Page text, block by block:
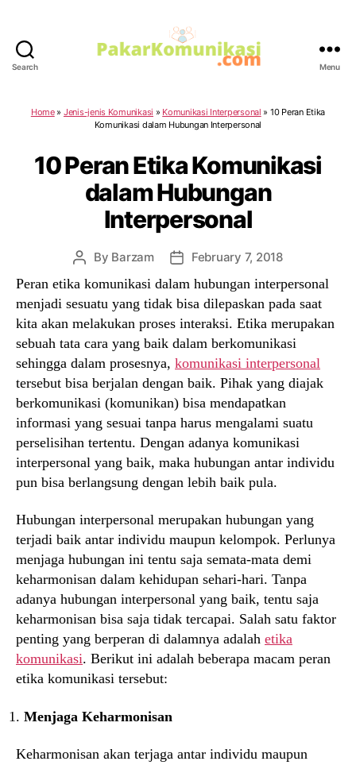
Search Menu
Home» Jenis-jenis Komunikasi » Komunikasi Interpersonal » 10 Peran Etika
Komunikasi dalam Hubungan Interpersonal
10 Peran Etika Komunikasi
dalam Hubungan
Interpersonal
Post
author
By Barzam
Post
date
February 7, 2018
Peran etika komunikasi dalam hubungan interpersonal
menjadi sesuatu yang tidak bisa dilepaskan pada saat
kita akan melakukan proses interaksi. Etika merupakan
sebuah tata cara yang baik dalam berkomunikasi
sehingga dalam prosesnya, komunikasi interpersonal
tersebut bisa berjalan dengan baik. Pihak yang diajak
berkomunikasi (komunikan) bisa mendapatkan
informasi yang sesuai tanpa harus mengalami suatu
perselisihan tertentu. Dengan adanya komunikasi
interpersonal yang baik, maka hubungan antar individu
pun bisa berlangsung dengan lebih baik pula.
Hubungan interpersonal merupakan hubungan yang
terjadi baik antar individu maupun kelompok. Perlunya
menjaga hubungan ini tentu saja semata-mata demi
keharmonisan dalam kehidupan sehari-hari. Tanpa
adanya hubungan interpersonal yang baik, tentu saja
keharmonisan bisa saja tidak tercapai. Salah satu faktor
penting yang berperan di dalamnya adalah etika
komunikasi. Berikut ini adalah beberapa macam peran
etika komunikasi tersebut:
Menjaga Keharmonisan
Keharmonisan akan terjaga antar individu maupun